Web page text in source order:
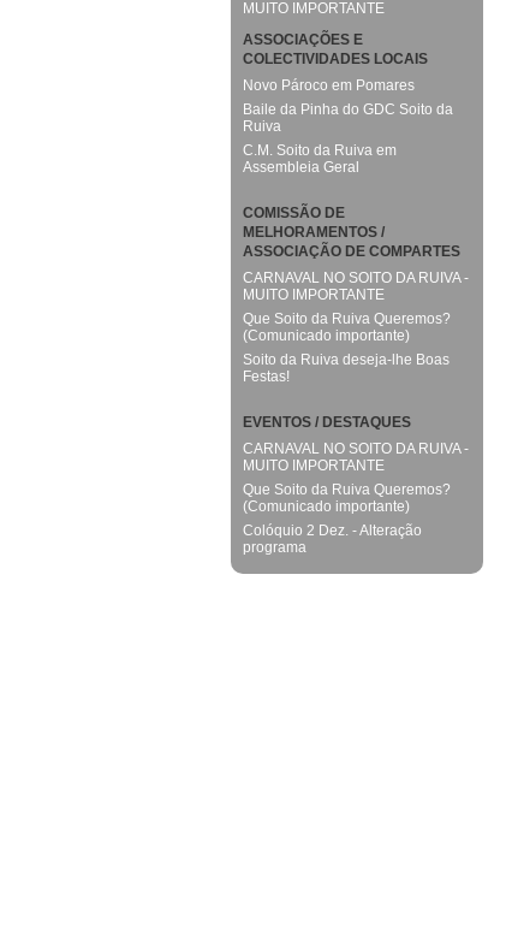
MUITO IMPORTANTE
ASSOCIAÇÕES E
COLECTIVIDADES LOCAIS
Novo Pároco em Pomares
Baile da Pinha do GDC Soito da
Ruiva
C.M. Soito da Ruiva em
Assembleia Geral
COMISSÃO DE
MELHORAMENTOS /
ASSOCIAÇÃO DE COMPARTES
CARNAVAL NO SOITO DA RUIVA -
MUITO IMPORTANTE
Que Soito da Ruiva Queremos?
(Comunicado importante)
Soito da Ruiva deseja-lhe Boas
Festas!
EVENTOS / DESTAQUES
CARNAVAL NO SOITO DA RUIVA -
MUITO IMPORTANTE
Que Soito da Ruiva Queremos?
(Comunicado importante)
Colóquio 2 Dez. - Alteração
programa